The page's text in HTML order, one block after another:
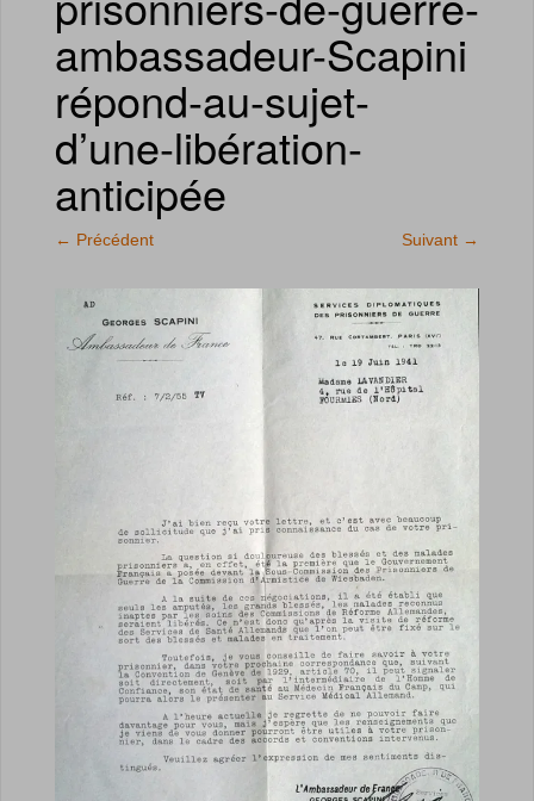
ambassadeur-Scapini
répond-au-sujet-
d’une-libération-
anticipée
← Précédent Suivant →